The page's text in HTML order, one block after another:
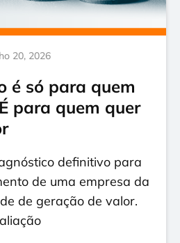
20, 2026
é só para quem
para quem quer
definitivo para
de uma empresa da
de geração de valor.